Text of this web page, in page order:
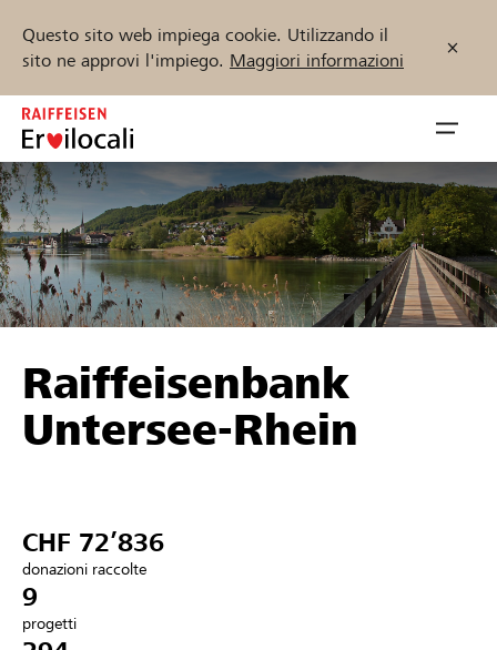
Questo sito web impiega cookie. Utilizzando il
sito ne approvi l'impiego. Maggiori informazioni
Zum
Inhalt
springen
öffnen
Sostenere
Aiuto & supporto
Collegarsi
Trova progetti e organizzazioni
Inizia ora
Raiffeisenbank
Untersee-Rhein
CHF 72’836
donazioni raccolte
9
progetti